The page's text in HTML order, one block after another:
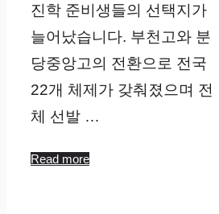
진학 준비생들의 선택지가
늘어났습니다. 부천고와 분
당중앙고의 전환으로 전국
22개 체제가 갖춰졌으며 전
체 선발 …
Read more